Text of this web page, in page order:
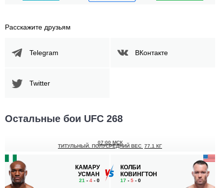
Расскажите друзьям
Telegram ВКонтакте
Twitter
Остальные бои UFC 268
КАМАРУ
УСМАН
21 - 4 - 0
07:00 МСК
ТИТУЛЬНЫЙ. ПОЛУСРЕДНИЙ ВЕС 77.1 КГ
КОЛБИ
КОВИНГТОН
17 - 5 - 0